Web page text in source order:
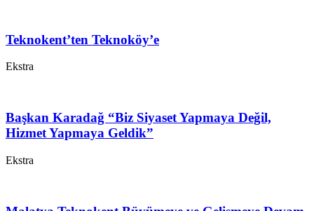
Teknokent’ten Teknoköy’e
Ekstra
Başkan Karadağ “Biz Siyaset Yapmaya Değil,
Hizmet Yapmaya Geldik”
Ekstra